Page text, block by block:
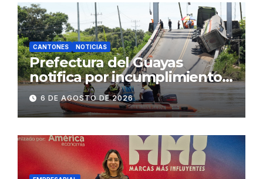
CANTONES NOTICIAS
Prefectura del Guayas
notifica por incumplimiento
contractual a la
Concesionaria CONORTE y
exige celeridad en
desmontaje del puente
Gonzalo Icaza Cornejo, en
Daule
6 DE AGOSTO DE 2026